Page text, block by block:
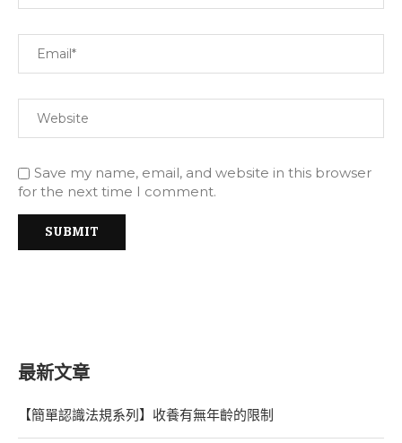
Save my name, email, and website in this browser
for the next time I comment.
最新文章
【簡單認識法規系列】收養有無年齡的限制